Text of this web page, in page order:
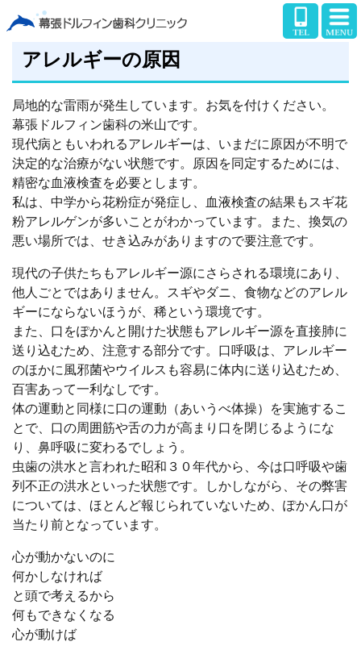
アレルギーの原因
局地的な雷雨が発生しています。お気を付けください。
幕張ドルフィン歯科の米山です。
現代病ともいわれるアレルギーは、いまだに原因が不明で
決定的な治療がない状態です。原因を同定するためには、
精密な血液検査を必要とします。
私は、中学から花粉症が発症し、血液検査の結果もスギ花
粉アレルゲンが多いことがわかっています。また、換気の
悪い場所では、せき込みがありますので要注意です。
現代の子供たちもアレルギー源にさらされる環境にあり、
他人ごとではありません。スギやダニ、食物などのアレル
ギーにならないほうが、稀という環境です。
また、口をぽかんと開けた状態もアレルギー源を直接肺に
送り込むため、注意する部分です。口呼吸は、アレルギー
のほかに風邪菌やウイルスも容易に体内に送り込むため、
百害あって一利なしです。
体の運動と同様に口の運動（あいうべ体操）を実施するこ
とで、口の周囲筋や舌の力が高まり口を閉じるようにな
り、鼻呼吸に変わるでしょう。
虫歯の洪水と言われた昭和３０年代から、今は口呼吸や歯
列不正の洪水といった状態です。しかしながら、その弊害
については、ほとんど報じられていないため、ぽかん口が
当たり前となっています。
心が動かないのに
何かしなければ
と頭で考えるから
何もできなくなる
心が動けば